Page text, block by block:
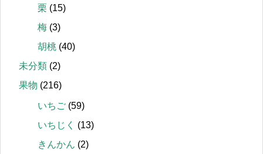
栗 (15)
梅 (3)
胡桃 (40)
未分類 (2)
果物 (216)
いちご (59)
いちじく
(13)
きんかん (2)